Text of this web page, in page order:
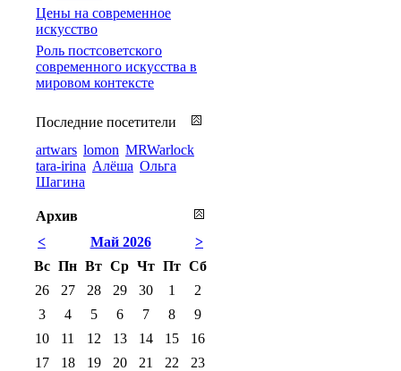
Цены на современное
искусство
Роль постсоветского
современного искусства в
мировом контексте
Последние посетители
artwars lomon MRWarlock
tara-irina Алёша Ольга
Шагина
Архив
<
>
Май 2026
Вс Пн Вт Ср Чт Пт Сб
26
27 28 29 30 1
2
3
4 5 6 7 8
9
10
11 12 13 14 15
16
17
18 19 20 21 22
23